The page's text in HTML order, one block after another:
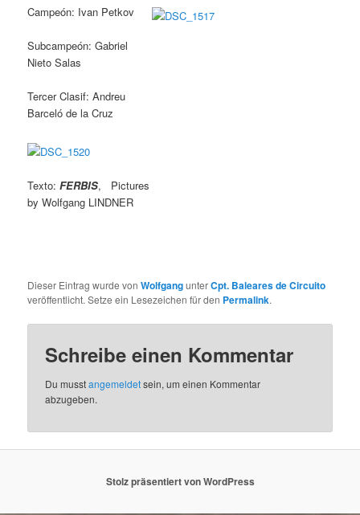
Campeón: Ivan Petkov
Subcampeón: Gabriel
Nieto Salas
Tercer Clasif: Andreu
Barceló de la Cruz
Texto:FERBIS, Pictures
by Wolfgang LINDNER
Dieser Eintrag wurde vonWolfgangunterCpt. Baleares de Circuito
veröffentlicht. Setze ein Lesezeichen für den Permalink.
Schreibe einen Kommentar
Du musstangemeldetsein, um einen Kommentar
abzugeben.
Stolz präsentiert von WordPress